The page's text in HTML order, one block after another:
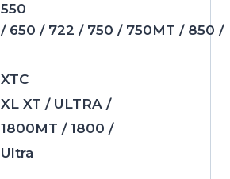
550
/ 650 / 722 / 750 / 750MT / 850 /
XTC
XL XT / ULTRA /
1800MT / 1800 /
Ultra